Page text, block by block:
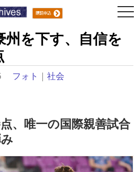
州を下す、自信を
フォト ｜社会
、唯一の国際親善試合